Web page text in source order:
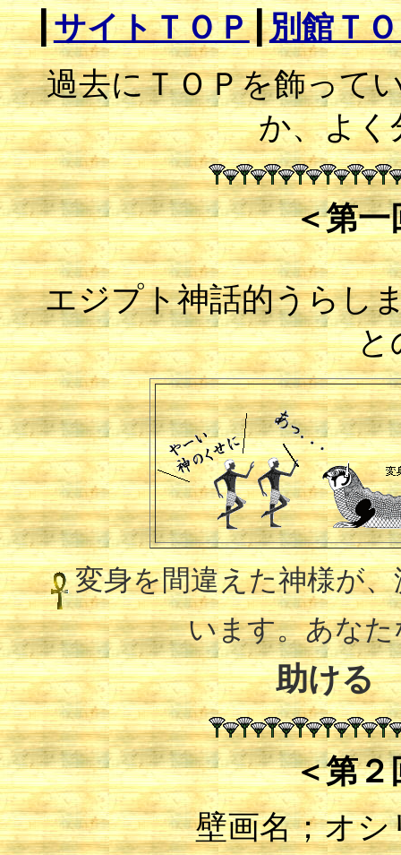
┃サイトＴＯＰ┃別館Ｔ
過去にＴＯＰを飾って
か、よ
＜第一
エジプト神話的うらし
と
変身を間違えた神様が
います。あな
助ける
＜第２
壁画名；オシ